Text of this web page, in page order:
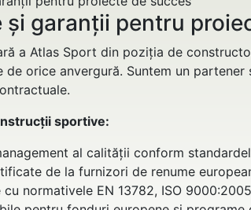
și garanții pentru
a Atlas Sport din poziția de
orice anvergură. Suntem un
sportive:
al calității conform
de la furnizori de renume
normativele EN 13782, ISO